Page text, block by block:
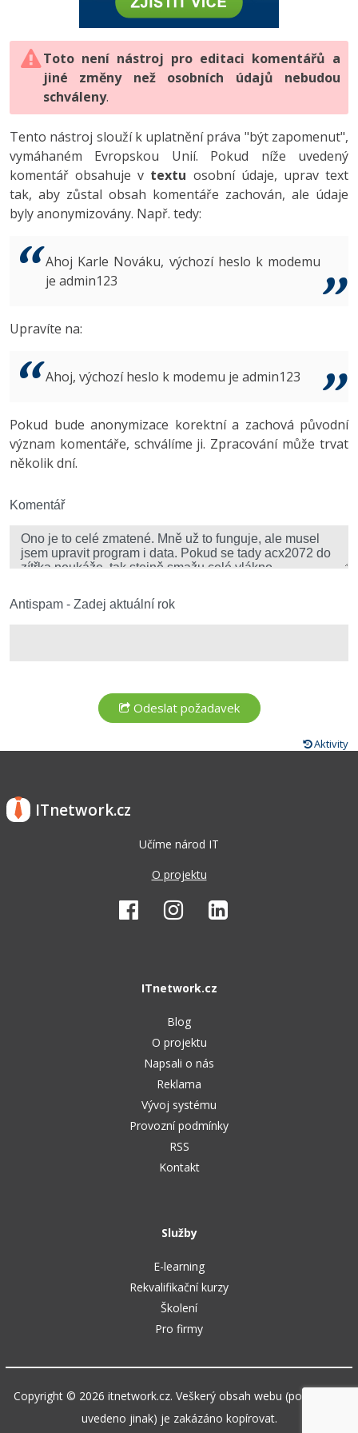
HTML5, CSS3, Bootstrap, SEO
SQL a databáze
Testování a verzování
UML a návrhové vzory
React
Spring
ASP.NET MVC
Best practices
PHP
JavaScript
Python
HTML / CSS
UML a návrhové vzory
MySQL/MariaDB
MS-SQL
Vývojář mobilních aplikací
C# Game developer
Tester
Systémový administrátor
3D grafik
Copywriter
WordPress specialista
-80%
JavaScript -80%
PHP -80%
Swift -80%
Kotlin -80%
VB.NET
Algoritmy -41%
Umělá inteligence (AI) -10%
Fórum
Digitální gramotnost
Marketing
WordPress
SEO
UX
Business
Copywriting
Windows
Kybernetická bezpečnost
Photoshop -80%
Adobe Illustrator -80%
Adobe Lightroom
Adobe XD
Adobe InDesign -25%
Adobe After Effects
Inkscape
Fórum
Toto není nástroj pro editaci komentářů a
jiné změny než osobních údajů nebudou
schváleny.
Tento nástroj slouží k uplatnění práva "být zapomenut",
vymáhaném Evropskou Unií. Pokud níže uvedený
komentář obsahuje v textu osobní údaje, uprav text
tak, aby zůstal obsah komentáře zachován, ale údaje
byly anonymizovány. Např. tedy:
Ahoj Karle Nováku, výchozí heslo k modemu
je admin123
Upravíte na:
Ahoj, výchozí heslo k modemu je admin123
Pokud bude anonymizace korektní a zachová původní
význam komentáře, schválíme ji. Zpracování může trvat
několik dní.
Komentář
Antispam - Zadej aktuální rok
Aktivity
ITnetwork.cz
Učíme národ IT
O projektu
ITnetwork.cz
Blog
O projektu
Napsali o nás
Reklama
Vývoj systému
Provozní podmínky
RSS
Kontakt
Služby
E-learning
Rekvalifikační kurzy
Školení
Pro firmy
Copyright © 2026 itnetwork.cz. Veškerý obsah webu (pokud není
uvedeno jinak) je zakázáno kopírovat.